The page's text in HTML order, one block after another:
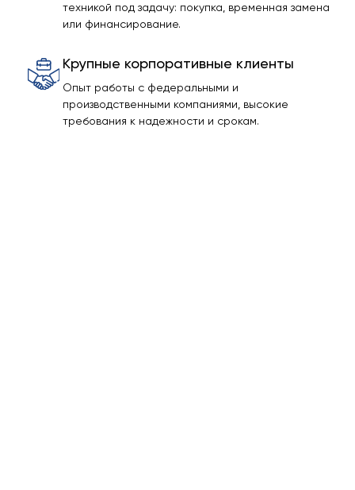
техникой под задачу: покупка, временная замена
или финансирование.
Крупные корпоративные клиенты
Опыт работы с федеральными и
производственными компаниями, высокие
требования к надежности и срокам.